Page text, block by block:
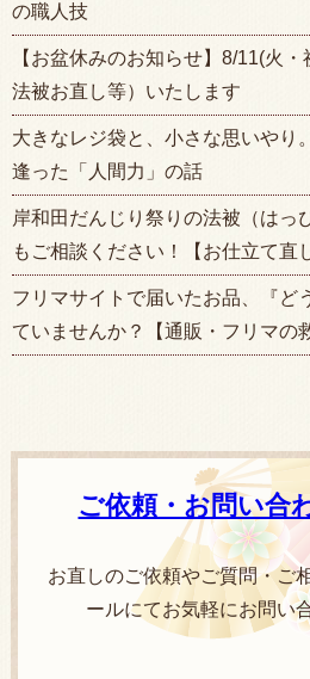
の職人技
【お盆休みのお知らせ】8/11(火
法被お直し等）いたします
大きなレジ袋と、小さな思いやり
逢った「人間力」の話
岸和田だんじり祭りの法被（はっ
もご相談ください！【お仕立て直
フリマサイトで届いたお品、『ど
ていませんか？【通販・フリマの
ご依頼・お問い合
お直しのご依頼やご質問・ご
ールにてお気軽にお問い